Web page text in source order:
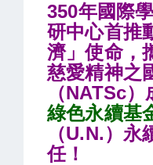
350年國際
研中心首推
濟」使命，
慈愛精神之
（NATSc）
綠色永續基
（U.N.）
任！